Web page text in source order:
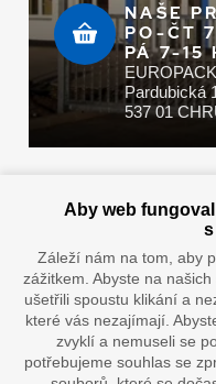
NAŠE
PO-ČT
PÁ 7-15
Pardubická
537 01
Doprava
Aby web
Záleží nám na tom, aby
zážitkem. Abyste na
ušetřili spoustu klikání a
které vás nezajímají.
zvyklí a nemuseli se
potřebujeme souhlas se